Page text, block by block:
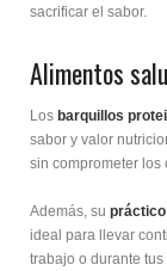
sacrificar el sabor.
Alimentos
Los barquillos
sabor y valor
sin comprometer
Además, su
ideal para llevar
trabajo o durante